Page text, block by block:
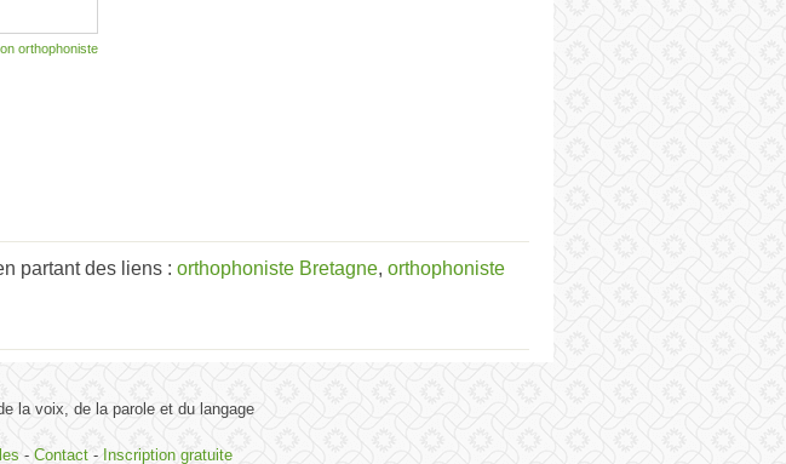
orthophoniste
partant des liens : orthophoniste Bretagne, orthophoniste
la voix, de la parole et du langage
- Contact- Inscription gratuite